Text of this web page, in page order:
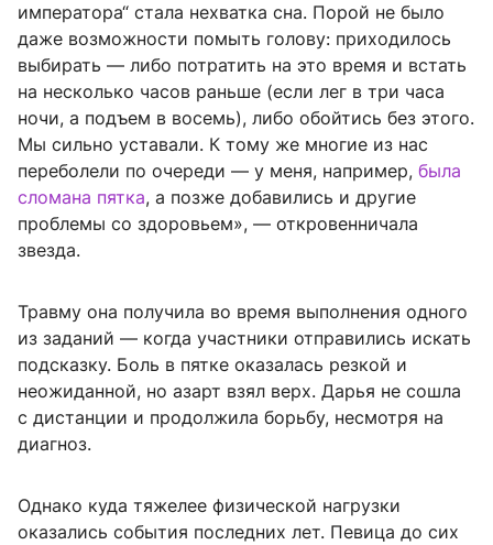
императора“ стала нехватка сна. Порой не было
даже возможности помыть голову: приходилось
выбирать — либо потратить на это время и встать
на несколько часов раньше (если лег в три часа
ночи, а подъем в восемь), либо обойтись без этого.
Мы сильно уставали. К тому же многие из нас
переболели по очереди — у меня, например, была
сломана пятка, а позже добавились и другие
проблемы со здоровьем», — откровенничала
звезда.
Травму она получила во время выполнения одного
из заданий — когда участники отправились искать
подсказку. Боль в пятке оказалась резкой и
неожиданной, но азарт взял верх. Дарья не сошла
с дистанции и продолжила борьбу, несмотря на
диагноз.
Однако куда тяжелее физической нагрузки
оказались события последних лет. Певица до сих